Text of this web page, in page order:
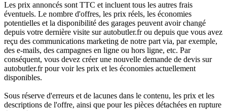
Les prix annoncés sont TTC et incluent tous les autres frais
éventuels. Le nombre d'offres, les prix réels, les économies
potentielles et la disponibilité des garages peuvent avoir changé
depuis votre dernière visite sur autobutler.fr ou depuis que vous avez
reçu des communications marketing de notre part via, par exemple,
des e-mails, des campagnes en ligne ou hors ligne, etc. Par
conséquent, vous devez créer une nouvelle demande de devis sur
autobutler.fr pour voir les prix et les économies actuellement
disponibles.
Sous réserve d'erreurs et de lacunes dans le contenu, les prix et les
descriptions de l'offre, ainsi que pour les pièces détachées en rupture